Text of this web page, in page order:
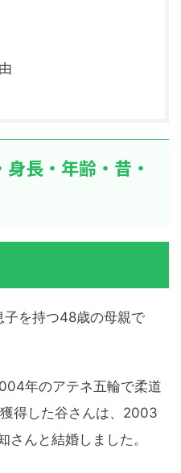
長・年齢・昔・
を持つ48歳の母親で
年のアテネ五輪で柔道
得した谷さんは、2003
さんと結婚しました。